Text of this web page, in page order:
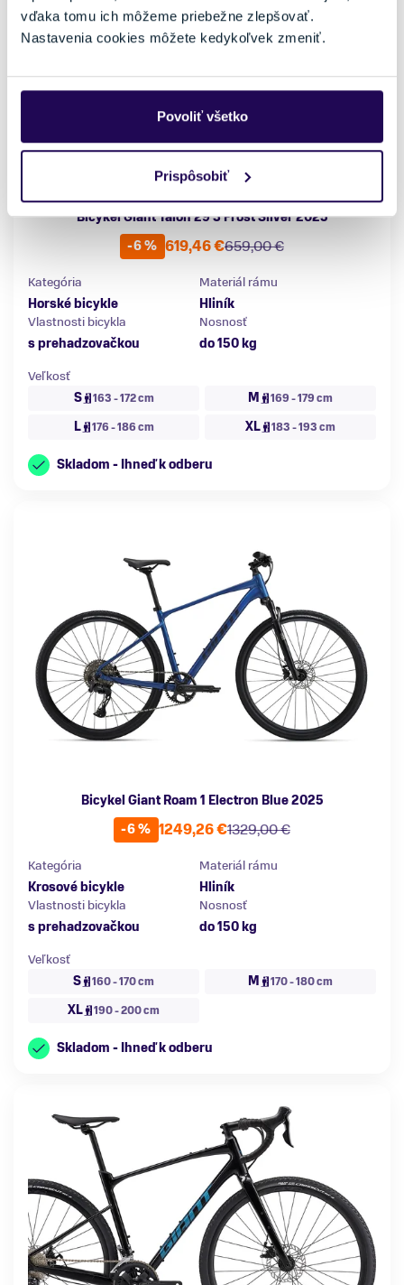
vďaka tomu ich môžeme priebežne zlepšovať.
Nastavenia cookies môžete kedykoľvek zmeniť.
Povoliť všetko
Prispôsobiť
Bicykel Giant Talon 29 3 Frost Silver 2025
-6 %
659,00 €
619,46 €
Kategória
Horské bicykle
Materiál rámu
Hliník
Vlastnosti bicykla
s prehadzovačkou
Nosnosť
do 150 kg
Veľkosť
S
163 - 172 cm M 169 - 179 cm
L 176 - 186 cm XL 183 - 193 cm
Skladom - Ihneď k odberu
Bicykel Giant Roam 1 Electron Blue 2025
-6 %
1329,00 €
1249,26 €
Kategória
Krosové bicykle
Materiál rámu
Hliník
Vlastnosti bicykla
s prehadzovačkou
Nosnosť
do 150 kg
Veľkosť
S
160 - 170 cm M 170 - 180 cm
XL 190 - 200 cm
Skladom - Ihneď k odberu